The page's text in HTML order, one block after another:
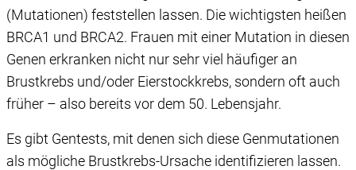
(Mutationen) feststellen lassen. Die wichtigsten heißen
BRCA1 und BRCA2. Frauen mit einer Mutation in diesen
Genen erkranken nicht nur sehr viel häufiger an
Brustkrebs und/oder Eierstockkrebs, sondern oft auch
früher – also bereits vor dem 50. Lebensjahr.
Es gibt Gentests, mit denen sich diese Genmutationen
als mögliche Brustkrebs-Ursache identifizieren lassen.